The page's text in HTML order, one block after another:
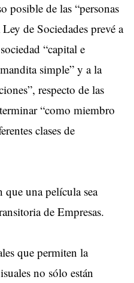
posible de las “personas
de Sociedades prevé a
“capital e
simple” y a la
respecto de las
“como miembro
clases de
que una película sea
de Empresas.
que permiten la
no sólo están